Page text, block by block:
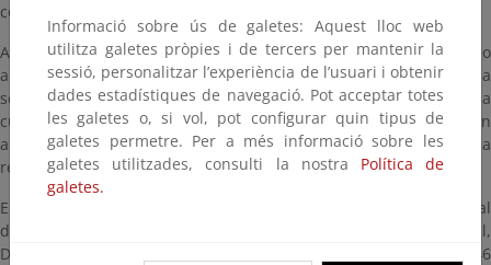
concesión de agua.
Además, durante este año 2025 se evidencia el fuerte impulso
alcanzado en una de las líneas estratégicas del MAPMM, la
segunda, dedicada a la restauración y mejora ambiental en la
cuenca vertiente, con el Cinturón Verde, la recuperación
ambiental de la Sierra Minera de Cartagena y La Unión y la
renaturalización y mejora ambiental de las ramblas.
En este sentido, ya están en ejecución la remediación ambiental
de los depósitos mineros abandonados del Llano del Beal,
Descargador y Brunita, cuyo presupuesto conjunto rebasa los 46
Informació sobre ús de galetes: Aquest lloc web
utilitza galetes pròpies i de tercers per mantenir la
sessió, personalitzar l’experiència de l’usuari i obtenir
dades estadístiques de navegació. Pot acceptar totes
les galetes o, si vol, pot configurar quin tipus de
galetes permetre. Per a més informació sobre les
galetes utilitzades, consulti la nostra Política de
galetes.